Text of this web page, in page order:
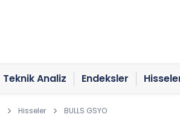
Teknik Analiz Endeksler
Hisseler BULLS GSYO